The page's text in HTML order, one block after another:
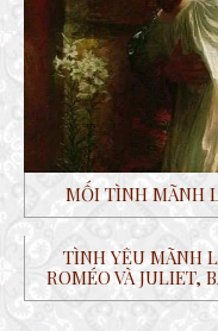
MỐI TÌNH MÃNH
TÌNH YÊU MÃNH
ROMÉO VÀ JULIET,